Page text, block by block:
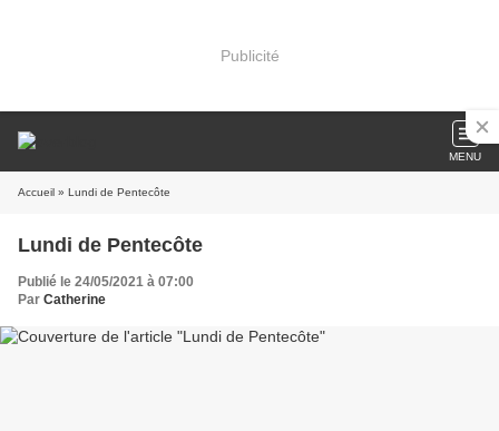
Publicité
MENU
Accueil » Lundi de Pentecôte
Lundi de Pentecôte
Publié le 24/05/2021 à 07:00
Par Catherine